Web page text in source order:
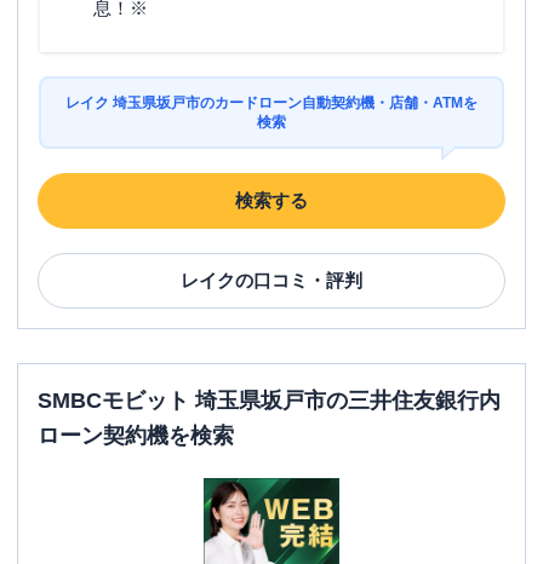
息！※
レイク 埼玉県坂戸市のカードローン自動契約機・店舗・ATMを
検索
検索する
レイクの口コミ・評判
SMBCモビット 埼玉県坂戸市の三井住友銀行内
ローン契約機を検索